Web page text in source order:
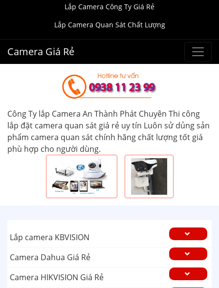
Lắp Camera Công Ty Giá Rẻ
Lắp Camera Quan Sát Chất Lượng
Camera Giá Rẻ
Công Ty lắp Camera An Thành Phát Chuyên Thi công
lắp đặt camera quan sát giá rẻ uy tín Luôn sử dủng sản
phẩm camera quan sát chính hãng chất lượng tốt giá
phù hợp cho người dùng.
Lắp camera KBVISION
Camera Dahua Giá Rẻ
Camera HIKVISION Giá Rẻ